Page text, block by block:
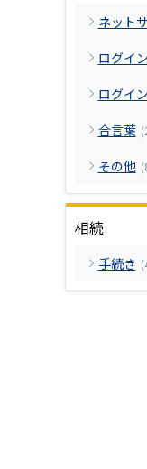
ネット
ログイ
ログイ
合言葉
その他
相続
手続き